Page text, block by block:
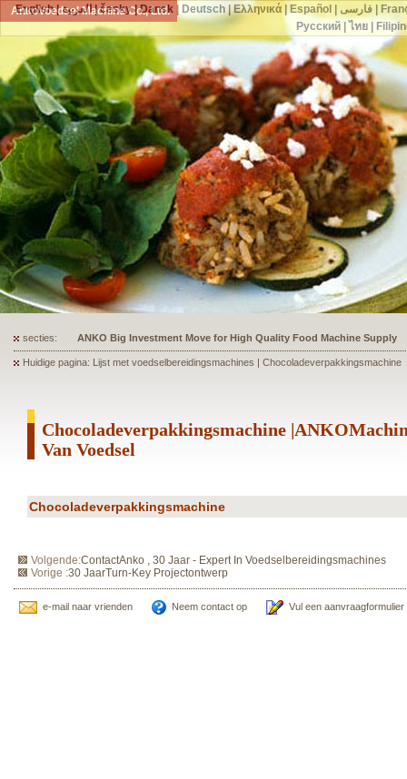
AnkoVoedsel Machine Co., Ltd.
secties: ANKO's Food Processing Equipment Assists a Shoe Seller to Start
Huidige pagina: Lijst met voedselbereidingsmachines | Chocoladeverpakkingsmachine
Chocoladeverpakkingsmachine
Van Voedsel
Chocoladeverpakkingsmachine
Volgende:ContactAnko , 30 Jaar - Expert In Voedselbereidingsmachines
Vorige :30 JaarTurn-Key Projectontwerp
e-mail naar vrienden Neem contact op Vul een aanvraagformulier
English|العربية|česky|Dansk| Deutsch|Ελληνικά|Español فارسی|
Русский| ไทย|